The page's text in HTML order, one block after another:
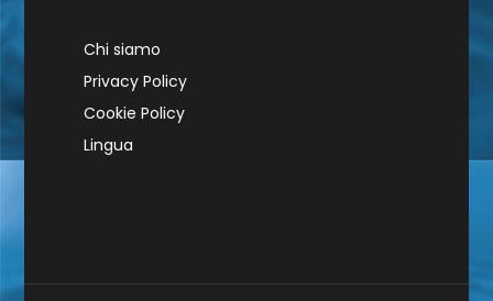
Chi siamo
Privacy Policy
Cookie Policy
Lingua